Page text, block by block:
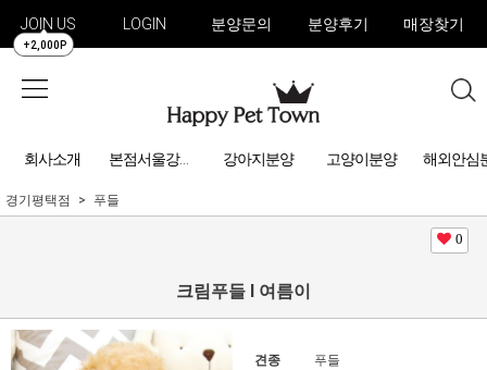
JOIN US
+2,000P
LOGIN 분양문의 분양후기 매장찾기
회사소개 본점서울강아지분양 강아지분양 고양이분양 해외안심
경기평택점 푸들
0
크림푸들 l 여름이
견종
푸들